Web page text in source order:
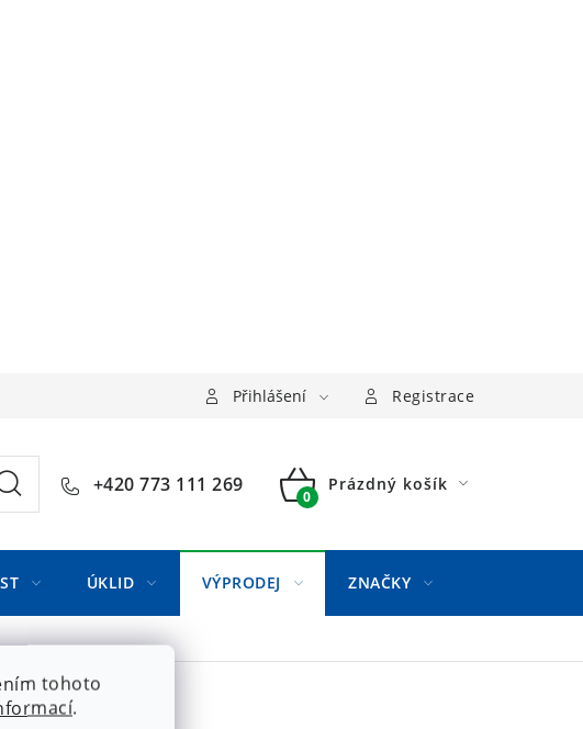
tohoto
.
Přihlášení Registrace
+420 773 111 269
NÁKUPNÍ
Prázdný košík
ÚKLID VÝPRODEJ ZNAČKY